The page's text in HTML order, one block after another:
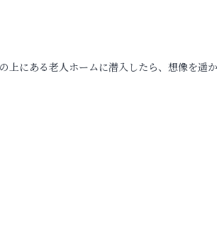
にある老人ホームに潜入したら、想像を遥